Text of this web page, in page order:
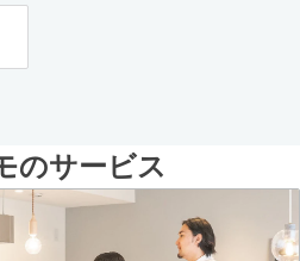
のサービス